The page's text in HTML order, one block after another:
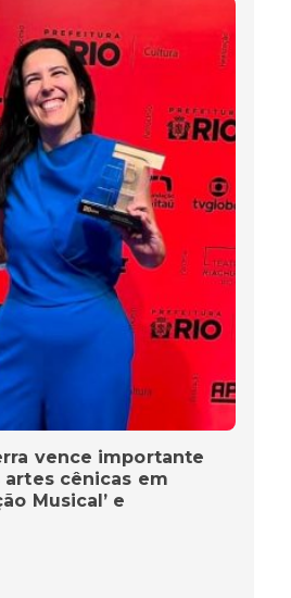
vence importante
cênicas em
Musical’ e